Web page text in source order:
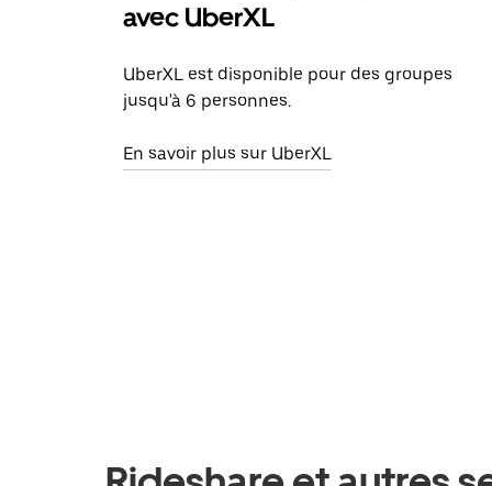
avec UberXL
UberXL est disponible pour des groupes
jusqu'à 6 personnes.
En savoir plus sur UberXL